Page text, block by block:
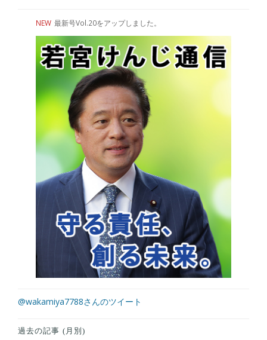
NEW 最新号Vol.20をアップしました。
@wakamiya7788さんのツイート
過去の記事 (月別)